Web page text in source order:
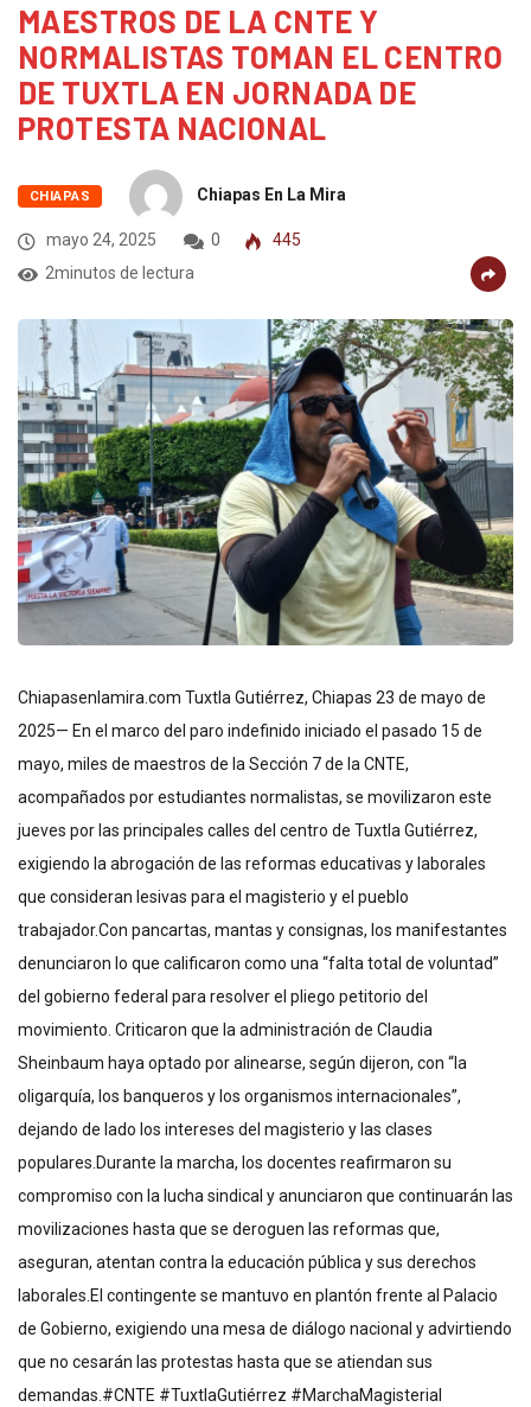
MAESTROS DE LA CNTE Y
NORMALISTAS TOMAN EL CENTRO
DE TUXTLA EN JORNADA DE
PROTESTA NACIONAL
CHIAPAS Chiapas En La Mira
mayo 24, 2025 0
445
2minutos de lectura
Chiapasenlamira.com Tuxtla Gutiérrez, Chiapas 23 de mayo de
2025— En el marco del paro indefinido iniciado el pasado 15 de
mayo, miles de maestros de la Sección 7 de la CNTE,
acompañados por estudiantes normalistas, se movilizaron este
jueves por las principales calles del centro de Tuxtla Gutiérrez,
exigiendo la abrogación de las reformas educativas y laborales
que consideran lesivas para el magisterio y el pueblo
trabajador.Con pancartas, mantas y consignas, los manifestantes
denunciaron lo que calificaron como una “falta total de voluntad”
del gobierno federal para resolver el pliego petitorio del
movimiento. Criticaron que la administración de Claudia
Sheinbaum haya optado por alinearse, según dijeron, con “la
oligarquía, los banqueros y los organismos internacionales”,
dejando de lado los intereses del magisterio y las clases
populares.Durante la marcha, los docentes reafirmaron su
compromiso con la lucha sindical y anunciaron que continuarán las
movilizaciones hasta que se deroguen las reformas que,
aseguran, atentan contra la educación pública y sus derechos
laborales.El contingente se mantuvo en plantón frente al Palacio
de Gobierno, exigiendo una mesa de diálogo nacional y advirtiendo
que no cesarán las protestas hasta que se atiendan sus
demandas.#CNTE #TuxtlaGutiérrez #MarchaMagisterial